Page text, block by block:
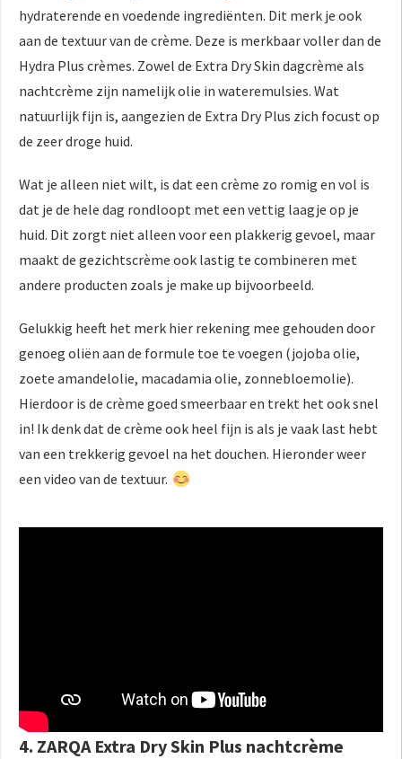
hydraterende en voedende ingrediënten. Dit merk je ook
aan de textuur van de crème. Deze is merkbaar voller dan de
Hydra Plus crèmes. Zowel de Extra Dry Skin dagcrème als
nachtcrème zijn namelijk olie in wateremulsies. Wat
natuurlijk fijn is, aangezien de Extra Dry Plus zich focust op
de zeer droge huid.
Wat je alleen niet wilt, is dat een crème zo romig en vol is
dat je de hele dag rondloopt met een vettig laagje op je
huid. Dit zorgt niet alleen voor een plakkerig gevoel, maar
maakt de gezichtscrème ook lastig te combineren met
andere producten zoals je make up bijvoorbeeld.
Gelukkig heeft het merk hier rekening mee gehouden door
genoeg oliën aan de formule toe te voegen (jojoba olie,
zoete amandelolie, macadamia olie, zonnebloemolie).
Hierdoor is de crème goed smeerbaar en trekt het ook snel
in! Ik denk dat de crème ook heel fijn is als je vaak last hebt
van een trekkerig gevoel na het douchen. Hieronder weer
een video van de textuur.
4. ZARQA Extra Dry Skin Plus nachtcrème